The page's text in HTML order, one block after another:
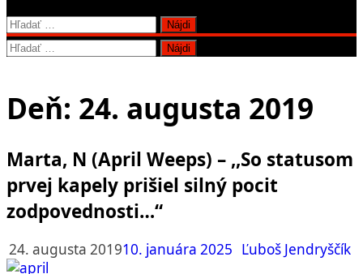
Hľadať:
Hľadať:
Deň: 24. augusta 2019
Marta, N (April Weeps) – ,,So statusom
prvej kapely prišiel silný pocit
zodpovednosti…“
24. augusta 201910. januára 2025 Ľuboš Jendryščík